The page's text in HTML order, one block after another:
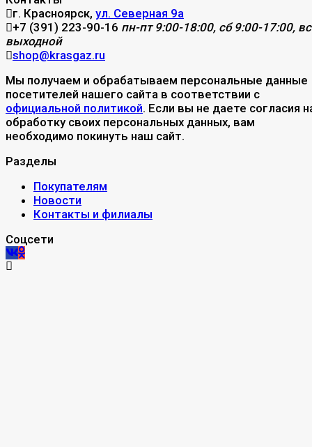
г. Красноярск, ул. Северная 9а
+7 (391) 223-90-16 пн-пт 9:00-18:00, сб 9:00-17:00,
выходной
shop@krasgaz.ru
Мы получаем и обрабатываем персональные данные
посетителей нашего сайта в соответствии с
официальной политикой. Если вы не даете согласия
обработку своих персональных данных, вам
необходимо покинуть наш сайт.
Разделы
Покупателям
Новости
Контакты и филиалы
Соцсети